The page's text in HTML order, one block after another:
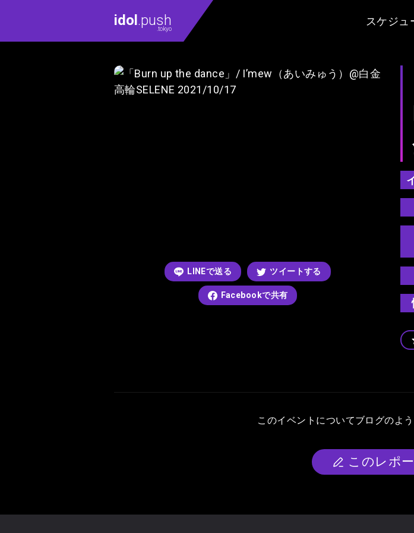
idol .push
.tokyo
スケジュ
LINEで送る ツイートする
Facebookで共有
このイベントについてブログのよ
このレポ